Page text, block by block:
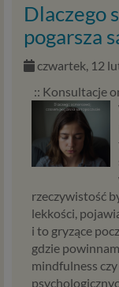
Dlaczego
pogarsza
czwartek, 12
:: Konsultacje
rzeczywistość
lekkości,
i to gryzące
gdzie
mindfulness
Twoje dane w
usłudze
technologiach
lub naszych
urządzeniach,
naszych usług.
Podstawa i
Przetwarzanie
prawnej. RODO
podstaw
przypadkach
zasady trzy z nich: